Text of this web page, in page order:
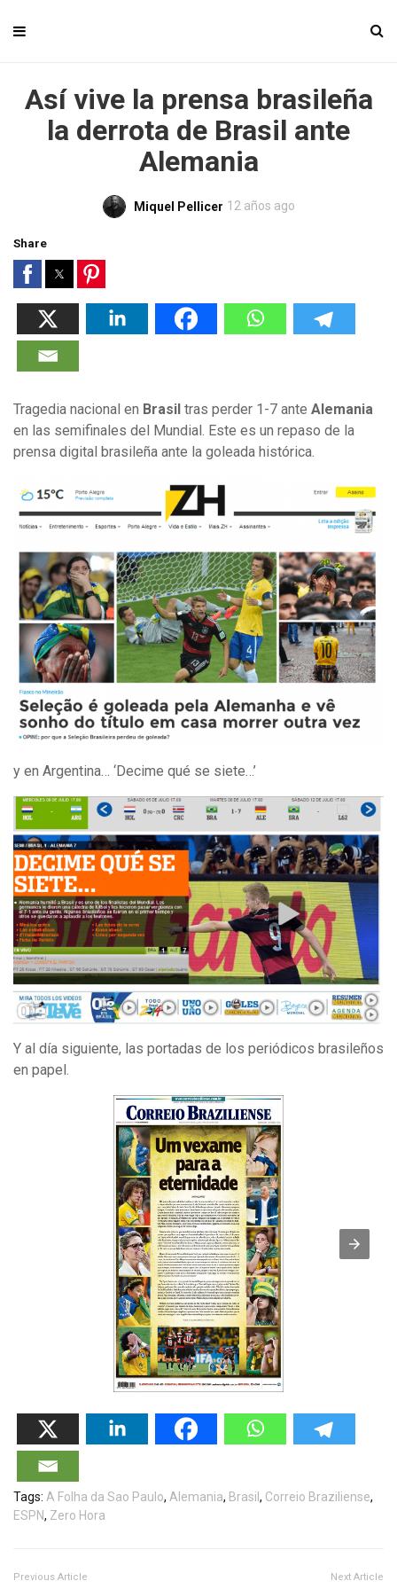
Así vive la prensa brasileña
la derrota de Brasil ante
Alemania
Miquel Pellicer 12 años ago
Share
Tragedia nacional en Brasil tras perder 1-7 ante Alemania
en las semifinales del Mundial. Este es un repaso de la
prensa digital brasileña ante la goleada histórica.
y en Argentina… ‘Decime qué se siete…’
Y al día siguiente, las portadas de los periódicos brasileños
en papel.
Tags: A Folha da Sao Paulo, Alemania, Brasil , Correio Braziliense,
ESPN, Zero Hora
Previous Article Next Article